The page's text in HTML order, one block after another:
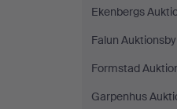
Ekenbergs
Falun
Formstad
Garpenhus